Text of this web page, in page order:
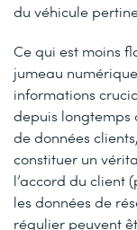
du véhicule
Ce qui est moins
jumeau
informations
depuis longtemps
de données
constituer un
l’accord du client
les données de
régulier peuvent